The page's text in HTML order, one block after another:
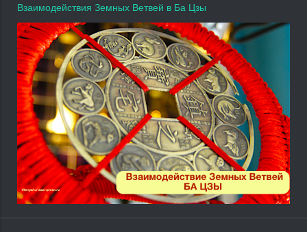
Взаимодействия Земных Ветвей в Ба Цзы